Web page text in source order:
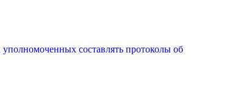
составлять протоколы об